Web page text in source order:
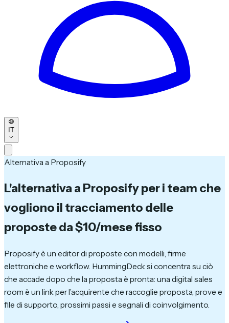
IT
Alternativa a Proposify
L'alternativa a Proposify per i team che
vogliono il tracciamento delle
proposteda $10/mese fisso
Proposify è un editor di proposte con modelli, firme
elettroniche e workflow. HummingDeck si concentra su ciò
che accade dopo che la proposta è pronta: una digital sales
room è un link per l’acquirente che raccoglie proposta, prove e
file di supporto, prossimi passi e segnali di coinvolgimento.